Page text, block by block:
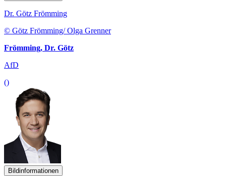
Dr. Götz Frömming
© Götz Frömming/ Olga Grenner
Frömming, Dr. Götz
AfD
()
Bildinformationen